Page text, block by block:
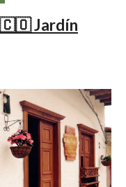
🇨🇴 Jardín